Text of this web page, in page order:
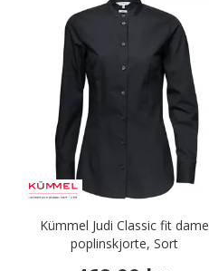
Kümmel Judi Classic fit dame
poplinskjorte, Sort